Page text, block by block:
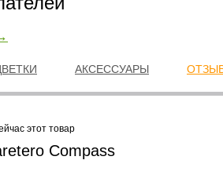
АКСЕССУАРЫ
этот товар
Compass